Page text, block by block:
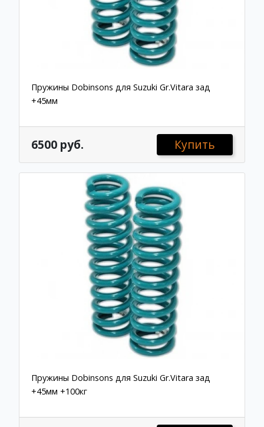
Пружины Dobinsons для Suzuki Gr.Vitara зад
+45мм
6500 руб. Купить
Пружины Dobinsons для Suzuki Gr.Vitara зад
+45мм +100кг